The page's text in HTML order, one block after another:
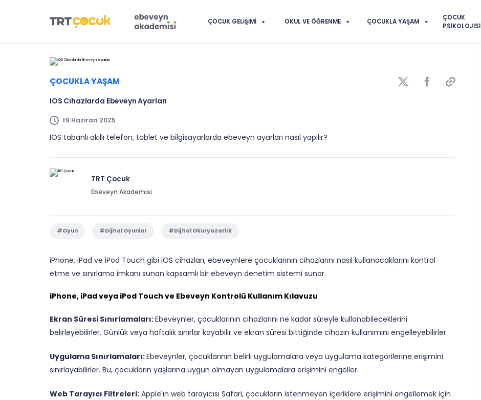
ÇOCUK GELIŞIMI OKUL VE ÖĞRENME ÇOCUKLA YAŞAM
ÇOCUK
PSIKOLOJISI
ÇOCUKLA YAŞAM
IOS Cihazlarda Ebeveyn Ayarları
19 Haziran 2025
IOS tabanlı akıllı telefon, tablet ve bilgisayarlarda ebeveyn ayarları nasıl yapılır?
TRT Çocuk
Ebeveyn Akademisi
#Oyun #Dijital Oyunlar #Dijital Okuryazarlık
iPhone, iPad ve iPod Touch gibi iOS cihazları, ebeveynlere çocuklarının cihazlarını nasıl kullanacaklarını kontrol
etme ve sınırlama imkanı sunan kapsamlı bir ebeveyn denetim sistemi sunar.
iPhone, iPad veya iPod Touch ve Ebeveyn Kontrolü Kullanım Kılavuzu
Ekran Süresi Sınırlamaları:Ebeveynler, çocuklarının cihazlarını ne kadar süreyle kullanabileceklerini
belirleyebilirler. Günlük veya haftalık sınırlar koyabilir ve ekran süresi bittiğinde cihazın kullanımını engelleyebilirler.
Uygulama Sınırlamaları:Ebeveynler, çocuklarının belirli uygulamalara veya uygulama kategorilerine erişimini
sınırlayabilirler. Bu, çocukların yaşlarına uygun olmayan uygulamalara erişimini engeller.
Web Tarayıcı Filtreleri: Apple'ın web tarayıcısı Safari, çocukların istenmeyen içeriklere erişimini engellemek için